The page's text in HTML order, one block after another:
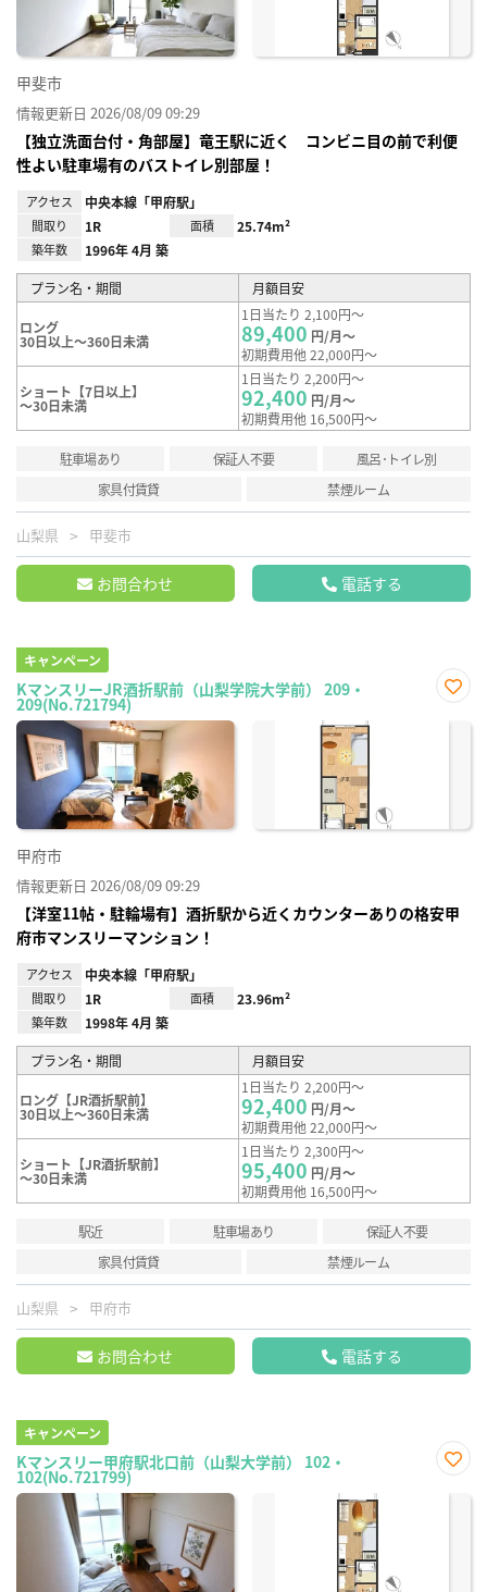
甲斐市
情報更新日 2026/08/09 09:29
【独立洗面台付・角部屋】竜王駅に近く コンビニ目の前で利便
性よい駐車場有のバストイレ別部屋！
アクセス 中央本線「甲府駅」
間取り 1R 面積 25.74m²
築年数 1996年 4月 築
プラン名・期間 月額目安
ロング
30日以上～360日未満
1日当たり 2,100円～
89,400 円/月～
初期費用他 22,000円～
ショート【7日以上】
～30日未満
1日当たり 2,200円～
92,400 円/月～
初期費用他 16,500円～
駐車場あり 保証人不要
風呂･トイレ別
家具付賃貸
禁煙ルーム
山梨県 甲斐市
お問合わせ 電話する
キャンペーン
KマンスリーJR酒折駅前（山梨学院大学前） 209・
209(No.721794)
に入
甲府市
情報更新日 2026/08/09 09:29
【洋室11帖・駐輪場有】酒折駅から近くカウンターありの格安甲
府市マンスリーマンション！
アクセス 中央本線「甲府駅」
間取り 1R 面積 23.96m²
築年数 1998年 4月 築
プラン名・期間 月額目安
ロング【JR酒折駅前】
30日以上～360日未満
1日当たり 2,200円～
92,400 円/月～
初期費用他 22,000円～
ショート【JR酒折駅前】
～30日未満
1日当たり 2,300円～
95,400 円/月～
初期費用他 16,500円～
駅近 駐車場あり
保証人不要
家具付賃貸
禁煙ルーム
山梨県 甲府市
お問合わせ 電話する
キャンペーン
Kマンスリー甲府駅北口前（山梨大学前） 102・
102(No.721799)
に入